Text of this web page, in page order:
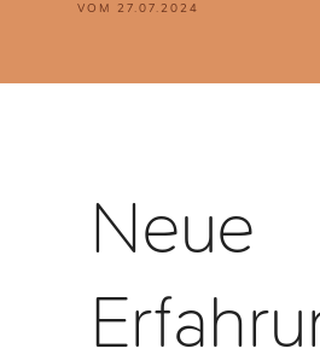
VOM 27.07.2024
Neue